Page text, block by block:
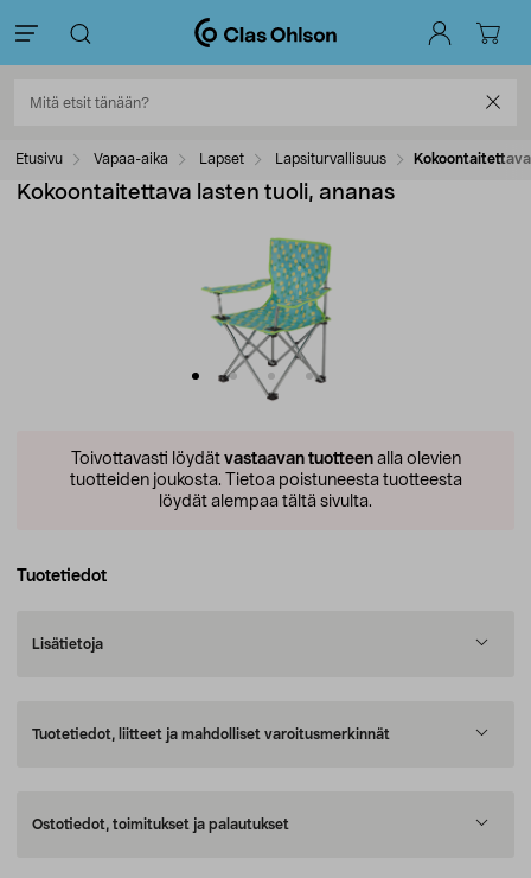
Etusivu Vapaa-aika Lapset Lapsiturvallisuus
Kokoontaitettava lasten tuoli, ananas
Toivottavasti löydät vastaavan tuotteenalla olevien
tuotteiden joukosta. Tietoa poistuneesta tuotteesta
löydät alempaa tältä sivulta.
Tuotetiedot
Lisätietoja
Tuotetiedot, liitteet ja mahdolliset varoitusmerkinnät
Ostotiedot, toimitukset ja palautukset